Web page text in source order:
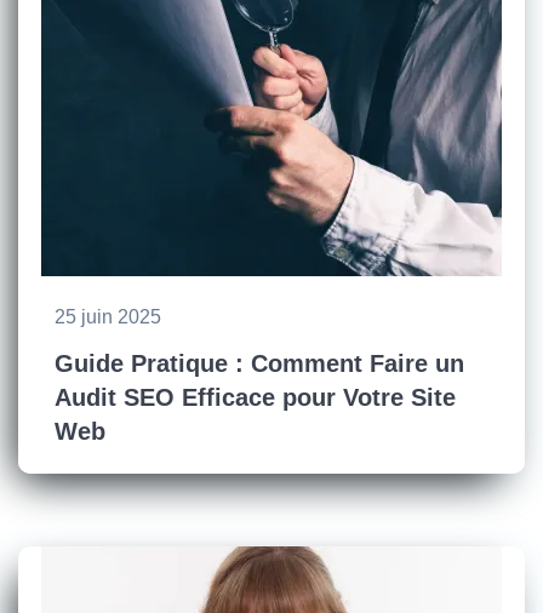
25 juin 2025
Guide Pratique : Comment Faire un
Audit SEO Efficace pour Votre Site
Web